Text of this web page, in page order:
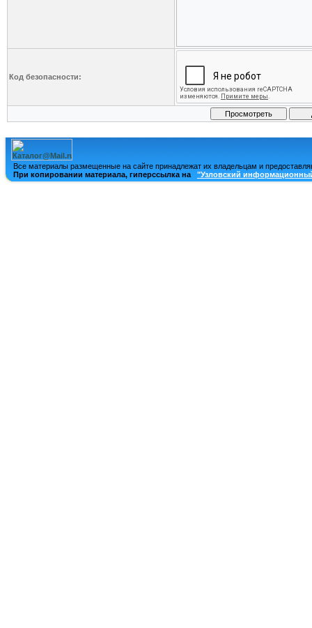
Код безопасности:
Все материалы размещенные на сайте принадлежат их владельцам и
При копировании материала, гиперссылка на
"Узловский